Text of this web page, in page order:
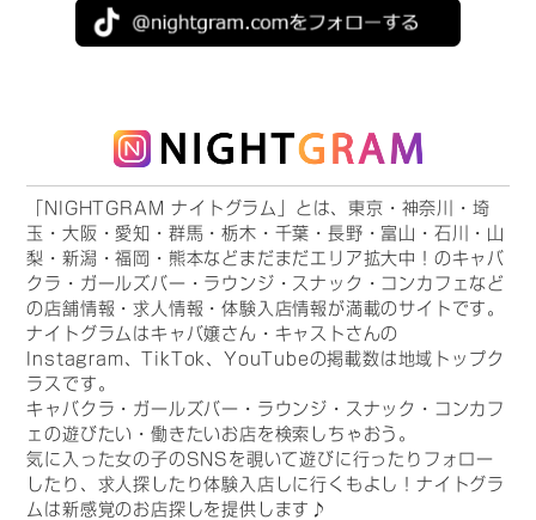
「NIGHTGRAM ナイトグラム」とは、東京・神奈川・埼
玉・大阪・愛知・群馬・栃木・千葉・長野・富山・石川・山
梨・新潟・福岡・熊本などまだまだエリア拡大中！のキャバ
クラ・ガールズバー・ラウンジ・スナック・コンカフェなど
の店舗情報・求人情報・体験入店情報が満載のサイトです。
ナイトグラムはキャバ嬢さん・キャストさんの
Instagram、TikTok、YouTubeの掲載数は地域トップク
ラスです。
キャバクラ・ガールズバー・ラウンジ・スナック・コンカフ
ェの遊びたい・働きたいお店を検索しちゃおう。
気に入った女の子のSNSを覗いて遊びに行ったりフォロー
したり、求人探したり体験入店しに行くもよし！ナイトグラ
ムは新感覚のお店探しを提供します♪